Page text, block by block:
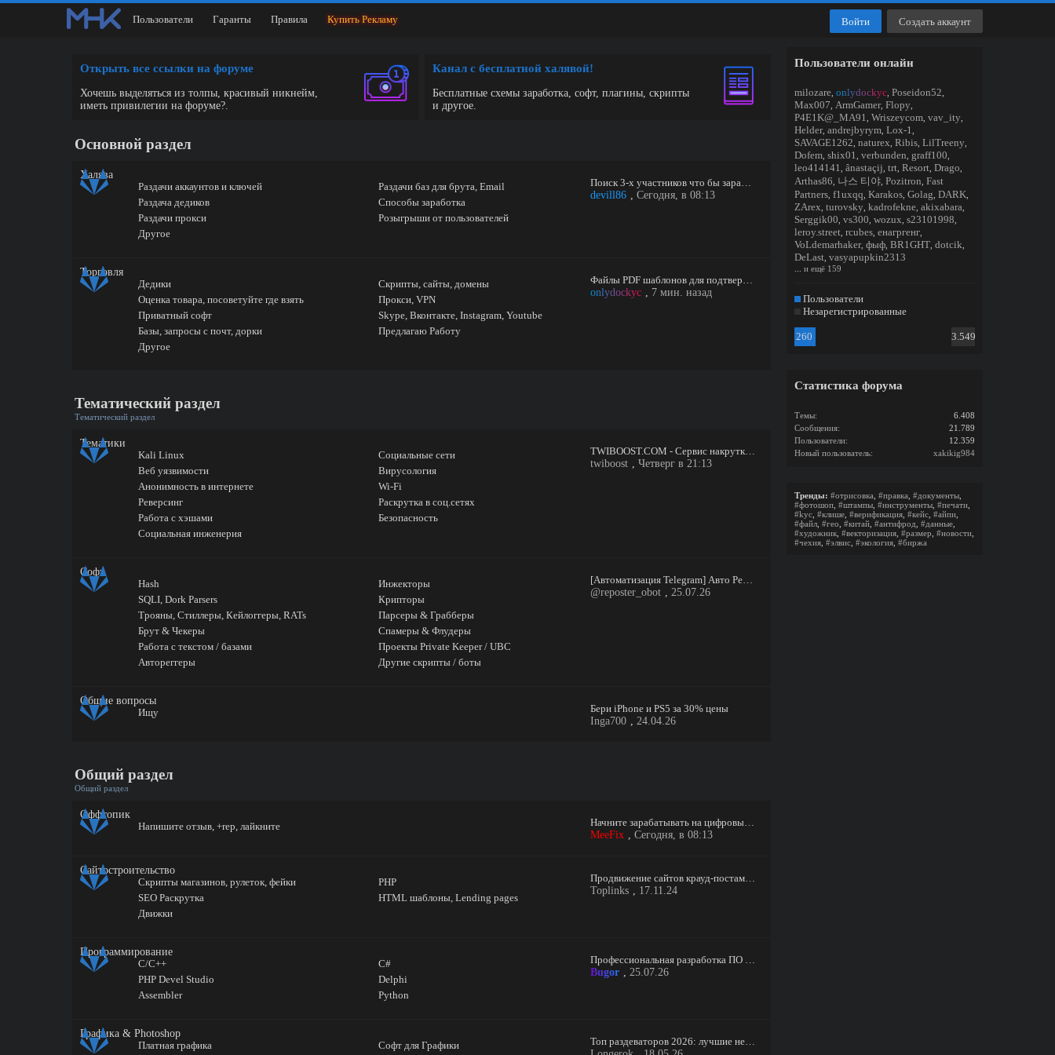
Открыть все ссылки на форуме
Хочешь выделяться из толпы, красивый никнейм,
иметь привилегии на форуме?.
Канал с бесплатной халявой!
Бесплатные схемы заработка, софт, плагины, скрипты
и другое.
Основной раздел
Халява
Раздачи аккаунтов и ключей
Раздачи баз для брута, Email
Раздача дедиков
Способы заработка
Раздачи прокси
Розыгрыши от пользователей
Другое
Поиск 3-х участников что бы зарабатывать от 100 000 ₽ в месяц можно даже без опыта.
devill86 , Сегодня, в 08:13
Торговля
Дедики
Скрипты, сайты, домены
Оценка товара, посоветуйте где взять
Прокси, VPN
Приватный софт
Skype, Вконтакте, Instagram, Youtube
Базы, запросы с почт, дорки
Предлагаю Работу
Другое
Файлы PDF шаблонов для подтверждения адреса проживания.
onlydockyc , 7 мин. назад
Тематический раздел
Тематический раздел
Тематики
Kali Linux
Социальные сети
Веб уязвимости
Вирусология
Анонимность в интернете
Wi-Fi
Реверсинг
Раскрутка в соц.сетях
Работа с хэшами
Безопасность
Социальная инженерия
TWIBOOST.COM - Сервис накрутки TG, Twitter, IG, YT, TT, VK и пр. | Поддержка 24/7
twiboost , Четверг в 21:13
Софт
Hash
Инжекторы
SQLI, Dork Parsers
Крипторы
Трояны, Стиллеры, Кейлоггеры, RATs
Парсеры & Грабберы
Брут & Чекеры
Спамеры & Флудеры
Работа с текстом / базами
Проекты Private Keeper / UBC
Автореггеры
Другие скрипты / боты
[Автоматизация Telegram] Авто Репостер бот: настройка, уникализация и автопостинг контента
@reposter_obot , 25.07.26
Общие вопросы
Ищу
Бери iPhone и PS5 за 30% цены
Inga700 , 24.04.26
Общий раздел
Общий раздел
Оффтопик
Напишите отзыв, +rep, лайкните
Начните зарабатывать на цифровых товарах уже сегодня
MeeFix , Сегодня, в 08:13
Сайтостроительство
Скрипты магазинов, рулеток, фейки
PHP
SEO Раскрутка
HTML шаблоны, Lending pages
Движки
Продвижение сайтов крауд-постами (от 0,97$ публ.)
Toplinks , 17.11.24
Программирование
C/C++
C#
PHP Devel Studio
Delphi
Assembler
Python
Профессиональная разработка ПО и Web-решений | Продвинутый Full-Stack
Bugor , 25.07.26
Графика & Photoshop
Платная графика
Софт для Графики
Топ раздеваторов 2026: лучшие нейросети которые раздевают по фото
Пользователи онлайн
milozare onlydockyc Poseidon52
Max007 ArmGamer, Flopy
P4E1K@_MA91 Wriszeycom vav_ity
Helder, andrejbyrym Lox-1
SAVAGE1262 naturex Ribis LilTreeny
Dofem shix01 verbunden graff100
leo414141 ânastaçij trt Resort Drago
Arthas86 나스 티야 Pozitron Fast
Partners f1uxqq Karakos Golag DARK
ZArex turovsky kadrofekne akixabara
Serggik00 vs300 wozux s23101998
leroy.street rcubes енагргенг
VoLdemarhaker, фыф BR1GHT dotcik
DeLast vasyapupkin2313
и ещё 159
Пользователи
Незарегистрированные
260 3.549
Статистика форума
Темы:
6.408
Сообщения:
21.789
Пользователи:
12.359
Новый пользователь:
xakikig984
Тренды: #отрисовка #правка #документы
#фотошоп #штампы #инструменты #печати
#kyc #клише #верификация #кейс #айпи
#файл #гео #китай #антифрод #данные
#художник #векторизация #размер #новости
#чехия #элвис #экология #биржа
Пользователи Гаранты Правила Купить Рекламу Войти Создать аккаунт